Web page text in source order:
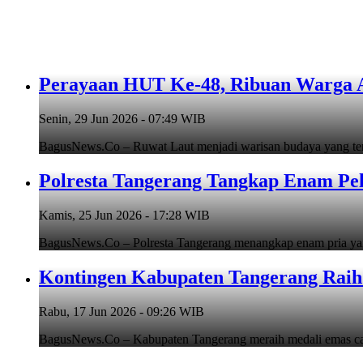
Perayaan HUT Ke-48, Ribuan
Senin, 29 Jun 2026 - 07:49 WIB
BagusNews.Co – Ruwat Laut menjadi warisan budaya yang
Polresta Tangerang Tangkap Enam
Kamis, 25 Jun 2026 - 17:28 WIB
BagusNews.Co – Polresta Tangerang menangkap enam pria
Kontingen Kabupaten Tangerang
Rabu, 17 Jun 2026 - 09:26 WIB
BagusNews.Co – Kabupaten Tangerang meraih medali